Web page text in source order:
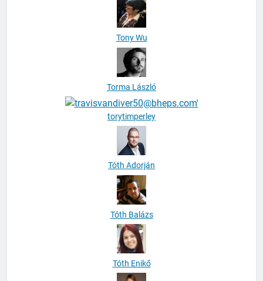
Tony Wu
Torma László
torytimperley
Tóth Adorján
Tóth Balázs
Tóth Enikő